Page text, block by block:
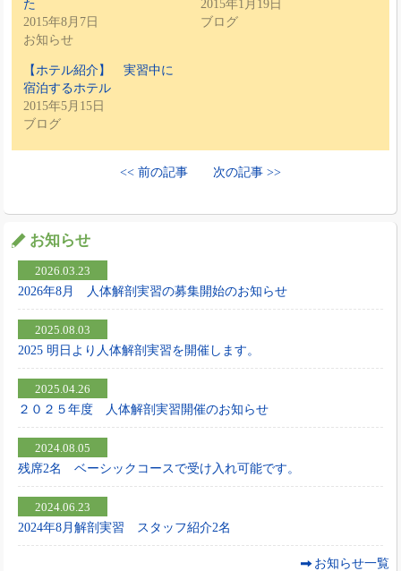
た
2015年8月7日
お知らせ
2015年1月19日
ブログ
【ホテル紹介】 実習中に
宿泊するホテル
2015年5月15日
ブログ
<< 前の記事 次の記事 >>
お知らせ
2026.03.23
2026年8月 人体解剖実習の募集開始のお知らせ
2025.08.03
2025 明日より人体解剖実習を開催します。
2025.04.26
２０２５年度 人体解剖実習開催のお知らせ
2024.08.05
残席2名 ベーシックコースで受け入れ可能です。
2024.06.23
2024年8月解剖実習 スタッフ紹介2名
お知らせ一覧